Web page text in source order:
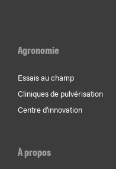
Agronomie
Essais au champ
Cliniques de pulvérisation
Centre d'innovation
À propos